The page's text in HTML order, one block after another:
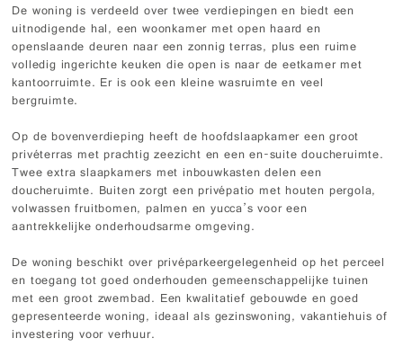
De woning is verdeeld over twee verdiepingen en biedt een
uitnodigende hal, een woonkamer met open haard en
openslaande deuren naar een zonnig terras, plus een ruime
volledig ingerichte keuken die open is naar de eetkamer met
kantoorruimte. Er is ook een kleine wasruimte en veel
bergruimte.
Op de bovenverdieping heeft de hoofdslaapkamer een groot
privéterras met prachtig zeezicht en een en-suite doucheruimte.
Twee extra slaapkamers met inbouwkasten delen een
doucheruimte. Buiten zorgt een privépatio met houten pergola,
volwassen fruitbomen, palmen en yucca’s voor een
aantrekkelijke onderhoudsarme omgeving.
De woning beschikt over privéparkeergelegenheid op het perceel
en toegang tot goed onderhouden gemeenschappelijke tuinen
met een groot zwembad. Een kwalitatief gebouwde en goed
gepresenteerde woning, ideaal als gezinswoning, vakantiehuis of
investering voor verhuur.